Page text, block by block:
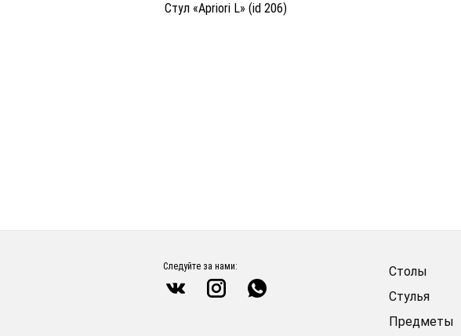
Стул «Apriori L» (id 206)
Следуйте за нами:
Столы
Стулья
Предметы